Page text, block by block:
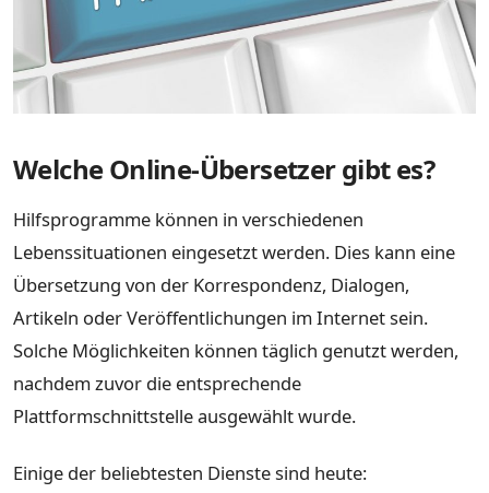
Welche Online-Übersetzer gibt es?
Hilfsprogramme können in verschiedenen
Lebenssituationen eingesetzt werden. Dies kann eine
Übersetzung von der Korrespondenz, Dialogen,
Artikeln oder Veröffentlichungen im Internet sein.
Solche Möglichkeiten können täglich genutzt werden,
nachdem zuvor die entsprechende
Plattformschnittstelle ausgewählt wurde.
Einige der beliebtesten Dienste sind heute: